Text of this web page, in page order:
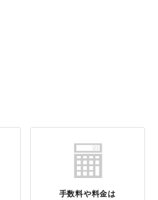
手数料や料金は